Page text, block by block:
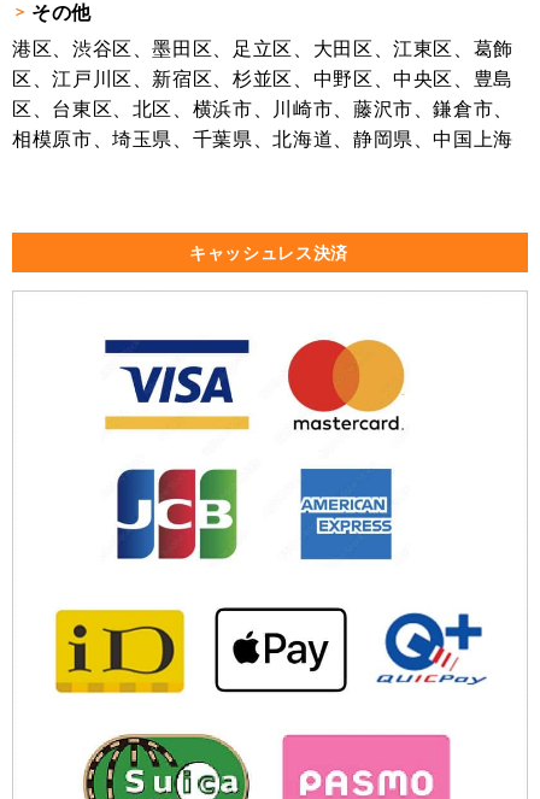
その他
港区、渋谷区、墨田区、足立区、大田区、江東区、葛飾
区、江戸川区、新宿区、杉並区、中野区、中央区、豊島
区、台東区、北区、横浜市、川崎市、藤沢市、鎌倉市、
相模原市、埼玉県、千葉県、北海道、静岡県、中国上海
キャッシュレス決済